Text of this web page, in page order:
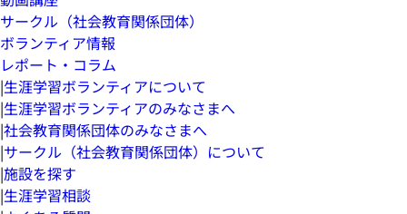
サークル（社会教育関係団体）
ボランティア情報
レポート・コラム
|生涯学習ボランティアについて
|生涯学習ボランティアのみなさまへ
|社会教育関係団体のみなさまへ
|サークル（社会教育関係団体）について
|施設を探す
|生涯学習相談